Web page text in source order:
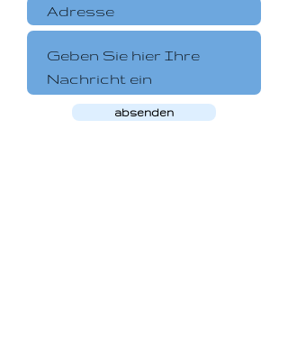
absenden